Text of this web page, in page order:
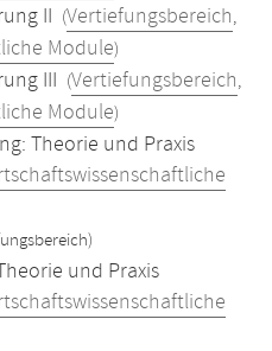
II (Vertiefungsbereich,
Module)
III (Vertiefungsbereich,
Module)
Theorie und Praxis
und Praxis